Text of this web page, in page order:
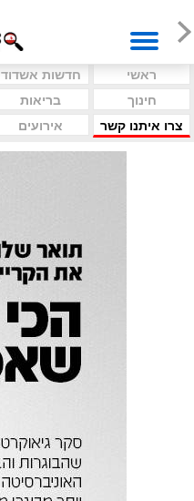
ראשי חדשות אשדוד
חינוך
בריאות
צרו איתנו קשר
אירועים